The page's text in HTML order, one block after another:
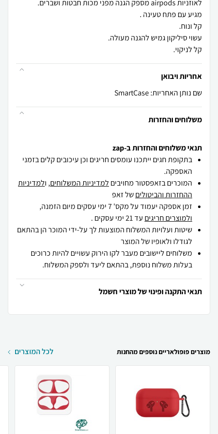
קל לניקוי.
אחריות ויבואן
שם נותן האחריות: SmartCase
משלוחים והחזרות
תנאי משלוחים והחזרות ב-zap
בתקופת חגים ייתכנו עומסים חריגים וכן עיכובים קלים בזמני
האספקה.
המוכרים בזאפסטור מחויבים למדיניות המשלוחים, ולמדיניות
ההחזרות והביטוליםשל זאפ
זמן אספקה יעמוד על מקס' 7 ימי עסקים מיום הזמנה,
ולמוצרים חריגים עד 21 ימי עסקים .
שיטות ועלויות המשלוח המוצעות לך על-ידי המוכר הן בהתאם
לגודלו ולאופיו של המוצר
משלוחים ליישובים מעבר לקו הירוק עשויים להיות כרוכים
בעלות משלוח נוספת, בהתאם ליעד ולספק המשלוח.
תנאי התקנה ופינוי של מוצרי חשמל
מוצרים פופולאריים נוספים מהחנות לכל המוצרים